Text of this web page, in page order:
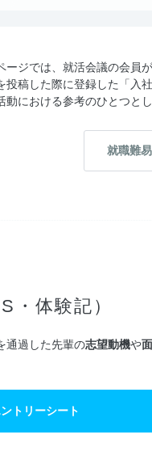
ージでは、就活会議の会員
投稿した際に登録した「入
動における参考のひとつと
就職難
・体験記）
通過した先輩の志望動機や
トリーシート